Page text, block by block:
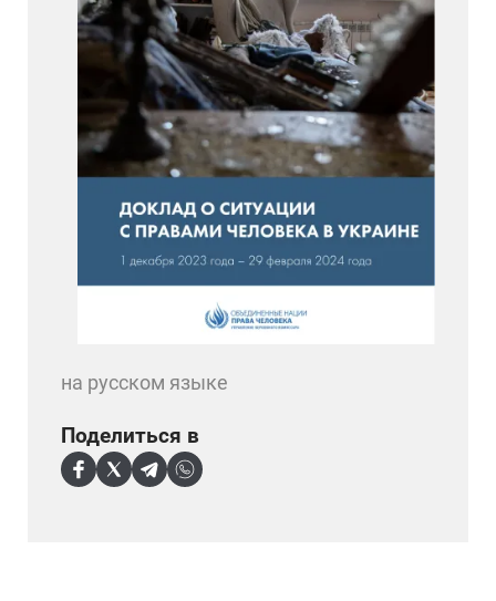
на русском языке
Поделиться в